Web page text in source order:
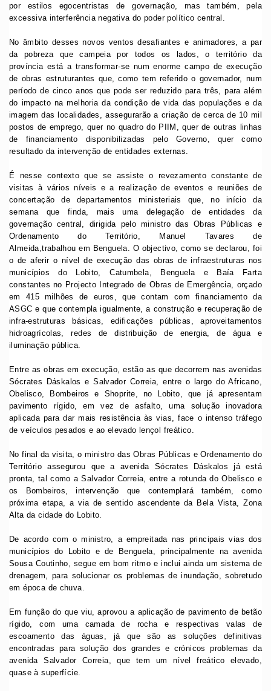
por estilos egocentristas de governação, mas também, pela
excessiva interferência negativa do poder político central.
No âmbito desses novos ventos desafiantes e animadores, a par
da pobreza que campeia por todos os lados, o território da
província está a transformar-se num enorme campo de execução
de obras estruturantes que, como tem referido o governador, num
período de cinco anos que pode ser reduzido para três, para além
do impacto na melhoria da condição de vida das populações e da
imagem das localidades, assegurarão a criação de cerca de 10 mil
postos de emprego, quer no quadro do PIIM, quer de outras linhas
de financiamento disponibilizadas pelo Governo, quer como
resultado da intervenção de entidades externas.
É nesse contexto que se assiste o revezamento constante de
visitas à vários níveis e a realização de eventos e reuniões de
concertação de departamentos ministeriais que, no início da
semana que finda, mais uma delegação de entidades da
governação central, dirigida pelo ministro das Obras Públicas e
Ordenamento do Território, Manuel Tavares de
Almeida,trabalhou em Benguela. O objectivo, como se declarou, foi
o de aferir o nível de execução das obras de infraestruturas nos
municípios do Lobito, Catumbela, Benguela e Baía Farta
constantes no Projecto Integrado de Obras de Emergência, orçado
em 415 milhões de euros, que contam com financiamento da
ASGC e que contempla igualmente, a construção e recuperação de
infra-estruturas básicas, edificações públicas, aproveitamentos
hidroagrícolas, redes de distribuição de energia, de água e
iluminação pública.
Entre as obras em execução, estão as que decorrem nas avenidas
Sócrates Dáskalos e Salvador Correia, entre o largo do Africano,
Obelisco, Bombeiros e Shoprite, no Lobito, que já apresentam
pavimento rígido, em vez de asfalto, uma solução inovadora
aplicada para dar mais resistência às vias, face o intenso tráfego
de veículos pesados e ao elevado lençol freático.
No final da visita, o ministro das Obras Públicas e Ordenamento do
Território assegurou que a avenida Sócrates Dáskalos já está
pronta, tal como a Salvador Correia, entre a rotunda do Obelisco e
os Bombeiros, intervenção que contemplará também, como
próxima etapa, a via de sentido ascendente da Bela Vista, Zona
Alta da cidade do Lobito.
De acordo com o ministro, a empreitada nas principais vias dos
municípios do Lobito e de Benguela, principalmente na avenida
Sousa Coutinho, segue em bom ritmo e inclui ainda um sistema de
drenagem, para solucionar os problemas de inundação, sobretudo
em época de chuva.
Em função do que viu, aprovou a aplicação de pavimento de betão
rígido, com uma camada de rocha e respectivas valas de
escoamento das águas, já que são as soluções definitivas
encontradas para solução dos grandes e crónicos problemas da
avenida Salvador Correia, que tem um nível freático elevado,
quase à superfície.